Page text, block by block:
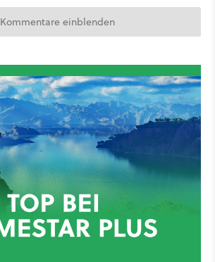
Kommentare einblenden